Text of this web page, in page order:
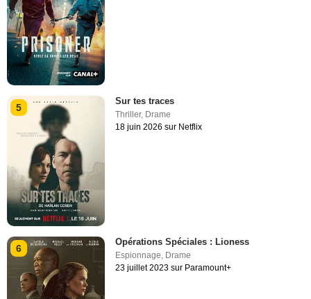
5
Sur tes traces
Thriller, Drame
18 juin 2026 sur Netflix
6
Opérations Spéciales : Lioness
Espionnage, Drame
23 juillet 2023 sur Paramount+